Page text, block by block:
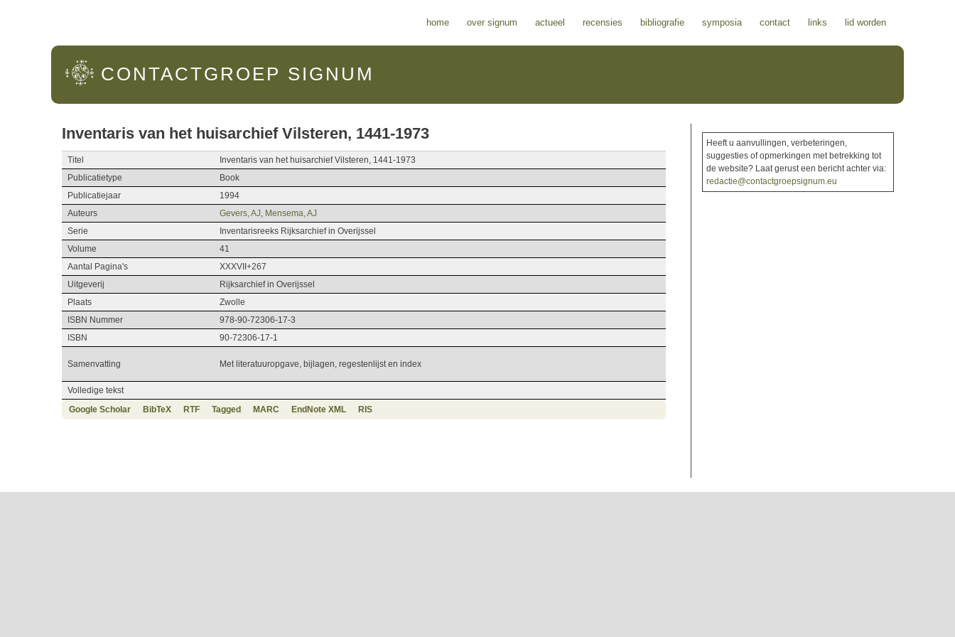
home over signum actueel recensies bibliografie symposia contact links lid worden
CONTACTGROEP SIGNUM
Inventaris van het huisarchief Vilsteren, 1441-1973
Titel
Inventaris van het huisarchief Vilsteren, 1441-1973
Publicatietype
Book
Publicatiejaar
1994
Auteurs
Gevers, AJ Mensema, AJ
Serie
Inventarisreeks Rijksarchief in Overijssel
Volume
41
Aantal Pagina's
XXXVII+267
Uitgeverij
Rijksarchief in Overijssel
Plaats
Zwolle
ISBN Nummer
978-90-72306-17-3
ISBN
90-72306-17-1
Samenvatting Met literatuuropgave, bijlagen, regestenlijst en index
Volledige tekst
Google Scholar
BibTeX RTF Tagged MARC EndNote XML RIS
Heeft u aanvullingen, verbeteringen,
suggesties of opmerkingen met betrekking tot
de website? Laat gerust een bericht achter via:
redactie@contactgroepsignum.eu